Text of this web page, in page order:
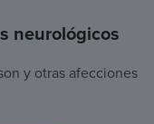
neurológicos
y otras afecciones